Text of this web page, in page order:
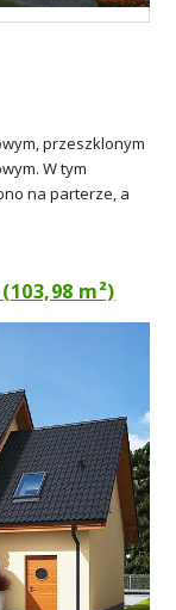
przeszklonym
W tym
na parterze, a
m²)